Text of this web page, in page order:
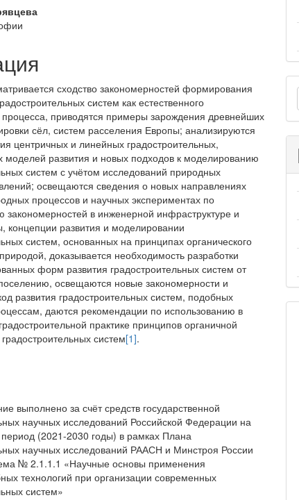
сходство закономерностей формирования
систем как естественного
процесса, приводятся примеры зарождения древнейших
сёл, систем расселения Европы; анализируются
центричных и линейных градостроительных,
моделей раз­вития и новых подходов к моделированию
систем с учётом исследований природных
освещаются сведения о новых направлениях
процессов и научных экспериментах по
закономерностей в инженерной инфраструктуре и
концепции развития и моделировании
систем, основанных на принципах органического
доказывается необходимость разработки
форм развития градостроительных систем от
освещаются новые закономерности и
развития градостроительных систем, подобных
даются рекомендации по исполь­зованию в
практике принципов органичной
систем[1].
выполнено за счёт средств государственной
научных исследований Российской Федерации на
(2021-2030 годы) в рамках Плана
научных исследова­ний РААСН и Минстроя России
№ 2.1.1.1 «Научные основы применения
технологий при организации современных
систем»